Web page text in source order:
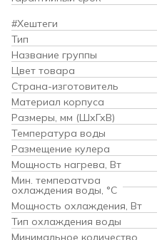
#Хештеги
Тип
Название группы
Цвет товара
Страна-изготовитель
Материал корпуса
Размеры, мм (ШхГхВ)
Температура воды
Размещение кулера
Мощность нагрева, Вт
Мин. температура
охлаждения воды, °С
Мощность охлаждения, Вт
Тип охлаждения воды
Минимальное количество